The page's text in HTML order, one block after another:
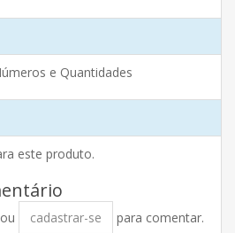
e Quantidades
este produto.
ou cadastrar-se para comentar.